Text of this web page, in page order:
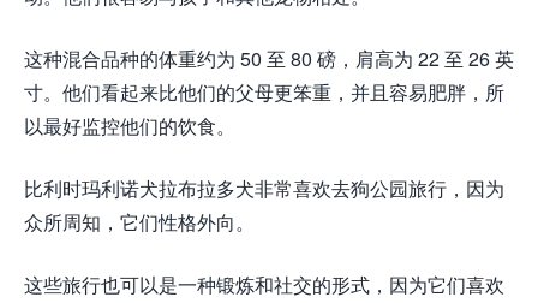
这种混合品种的体重约为 50 至 80 磅，肩高为 22 至 26 英
寸。他们看起来比他们的父母更笨重，并且容易肥胖，所
以最好监控他们的饮食。
比利时玛利诺犬拉布拉多犬非常喜欢去狗公园旅行，因为
众所周知，它们性格外向。
这些旅行也可以是一种锻炼和社交的形式，因为它们喜欢